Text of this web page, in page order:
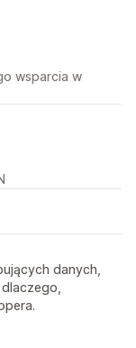
wsparcia w
danych,
dlaczego,